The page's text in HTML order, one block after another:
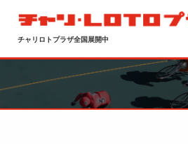
チャリロトプラザ全国展開中